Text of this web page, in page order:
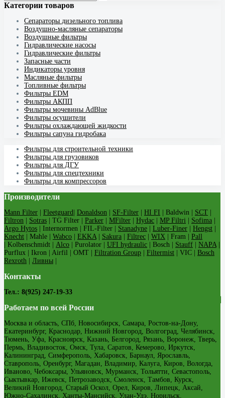
Категории товаров
Cепараторы дизельного топлива
Воздушно-масляные сепараторы
Воздушные фильтры
Гидравлические насосы
Гидравлические фильтры
Запасные части
Индикаторы уровня
Масляные фильтры
Топливные фильтры
Фильтры EDM
Фильтры АКПП
Фильтры мочевины AdBlue
Фильтры осушители
Фильтры охлаждающей жидкости
Фильтры сапуна гидробака
Фильтры для строительной техники
Фильтры для грузовиков
Фильтры для ДГУ
Фильтры для спецтехники
Фильтры для компрессоров
Производители
Mann Filter Fleetguard Donaldson SF-Filter HI FI | Baldwin | SCT
Filtron
Sotras | TG Filter | Parker MFilter Hydac MP Filtri Sofima
Argo Hytos | Internormen | FIL-Filter | Stanadyne Luber-Finer Hengst
Knecht | Mahle | Wabco EKKA Sakura Filtrec WIX | Fram | Pall
| Kolbenschmidt | Alco | Purolator | UFI hydraulic | Bosch | Stauff NAPA
Purflux | Ikron | Airfil | OMT | Filtration Group Filtermist | VIC | Bosch
Rexroth
Ливны
Контакты
Тел.: 8(925) 247-19-33
Работаем по всей России
Москва и область, СПб, Новосибирск, Самара, Ростов-на-Дону,
Екатеринбург, Краснодар, Нижний Новгород, Волгоград, Челябинск,
Тюмень, Уфа, Красноярск, Казань, Белгород, Рязань, Воронеж, Тверь,
Пермь, Владивосток, Омск, Тула, Саратов, Кемерово, Иркутск,
Калининград, Симферополь, Хабаровск, Барнаул, Ярославль,
Ставрополь, Оренбург, Магадан, Владимир, Калуга, Киров, Вологда,
Иваново, Чебоксары, Ульяновск, Мурманск, Тольятти, Севастополь,
Сыктывкар, Ижевск, Петрозаводск, Смоленск, Тамбов, Курск,
Великий Новгород, Старый Оскол, Орел, Киров, Липецк, Аксай,
Южно-Сахалинск, Ханты-Мансийск, Улан-Удэ, Норильск,